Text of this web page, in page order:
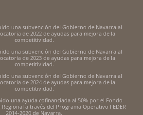
una subvención del Gobierno de Navarra al
de 2022 de ayudas para mejora de la
competitividad.
una subvención del Gobierno de Navarra al
de 2023 de ayudas para mejora de la
competitividad.
una subvención del Gobierno de Navarra al
de 2024 de ayudas para mejora de la
competitividad.
una ayuda cofinanciada al 50% por el Fondo
a través del Programa Operativo FEDER
2014-2020 de Navarra.